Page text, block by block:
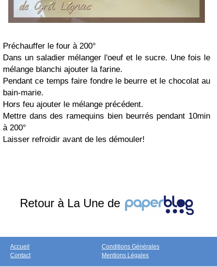
Préchauffer le four à 200°
Dans un saladier mélanger l'oeuf et le sucre. Une fois le
mélange blanchi ajouter la farine.
Pendant ce temps faire fondre le beurre et le chocolat au
bain-marie.
Hors feu ajouter le mélange précédent.
Mettre dans des ramequins bien beurrés pendant 10min
à 200°
Laisser refroidir avant de les démouler!
Retour à La Une de
Accueil
Contact
Conditions Générales
Mentions Légales